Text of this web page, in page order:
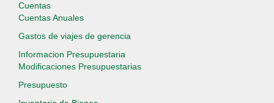
Cuentas
Cuentas Anuales
Gastos de viajes de gerencia
Informacion Presupuestaria
Modificaciones Presupuestarias
Presupuesto